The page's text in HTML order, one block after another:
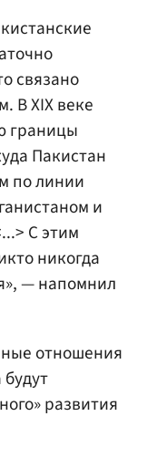
связано
В XIX веке
границы
Пакистан
по линии
и
С этим
никогда
— напомнил
отношения
развития